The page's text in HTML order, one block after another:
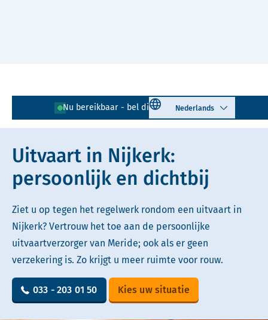
Nu bereikbaar - bel direct! 033 - 203 01 50
Select language
Lees voor Uitleg woorden
Simpele tekst
Uitvaart in Nijkerk:
persoonlijk en dichtbij
Ziet u op tegen het regelwerk rondom een uitvaart in
Nijkerk? Vertrouw het toe aan de persoonlijke
uitvaartverzorger van Meride; ook als er geen
verzekering is. Zo krijgt u meer ruimte voor rouw.
033 - 203 01 50 Kies uw situatie